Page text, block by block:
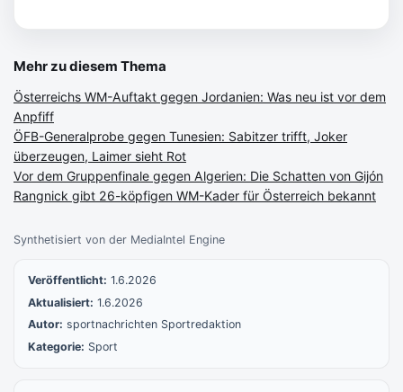
Synthetisiert von der MediaIntel Engine
Veröffentlicht: 1.6.2026
Aktualisiert: 1.6.2026
Autor: sportnachrichten Sportredaktion
Kategorie: Sport
Mehr zu diesem Thema
Österreichs WM-Auftakt gegen Jordanien: Was neu ist vor dem
Anpfiff
ÖFB-Generalprobe gegen Tunesien: Sabitzer trifft, Joker
überzeugen, Laimer sieht Rot
Vor dem Gruppenfinale gegen Algerien: Die Schatten von Gijón
Rangnick gibt 26-köpfigen WM-Kader für Österreich bekannt